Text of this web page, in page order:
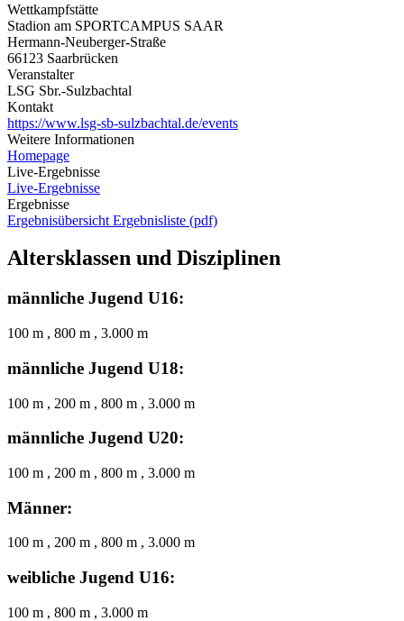
Wettkampfstätte
Stadion am SPORTCAMPUS SAAR
Hermann-Neuberger-Straße
66123 Saarbrücken
Veranstalter
LSG Sbr.-Sulzbachtal
Kontakt
https://www.lsg-sb-sulzbachtal.de/events
Weitere Informationen
Homepage
Live-Ergebnisse
Live-Ergebnisse
Ergebnisse
Ergebnisübersicht Ergebnisliste (pdf)
Altersklassen und Disziplinen
männliche Jugend U16:
100 m , 800 m , 3.000 m
männliche Jugend U18:
100 m , 200 m , 800 m , 3.000 m
männliche Jugend U20:
100 m , 200 m , 800 m , 3.000 m
Männer:
100 m , 200 m , 800 m , 3.000 m
weibliche Jugend U16:
100 m , 800 m , 3.000 m